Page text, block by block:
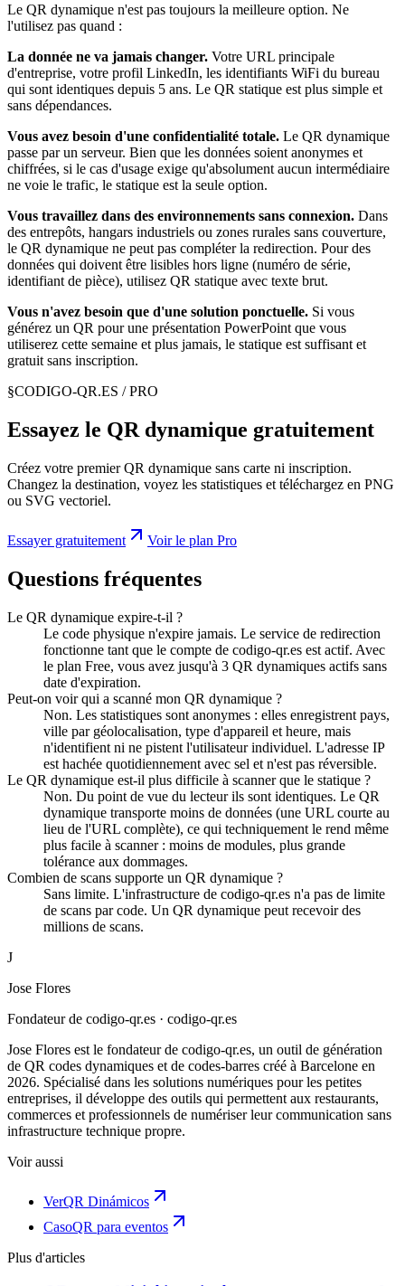
Le QR dynamique n'est pas toujours la meilleure option. Ne
l'utilisez pas quand :
La donnée ne va jamais changer. Votre URL principale
d'entreprise, votre profil LinkedIn, les identifiants WiFi du bureau
qui sont identiques depuis 5 ans. Le QR statique est plus simple et
sans dépendances.
Vous avez besoin d'une confidentialité totale. Le QR dynamique
passe par un serveur. Bien que les données soient anonymes et
chiffrées, si le cas d'usage exige qu'absolument aucun intermédiaire
ne voie le trafic, le statique est la seule option.
Vous travaillez dans des environnements sans connexion. Dans
des entrepôts, hangars industriels ou zones rurales sans couverture,
le QR dynamique ne peut pas compléter la redirection. Pour des
données qui doivent être lisibles hors ligne (numéro de série,
identifiant de pièce), utilisez QR statique avec texte brut.
Vous n'avez besoin que d'une solution ponctuelle. Si vous
générez un QR pour une présentation PowerPoint que vous
utiliserez cette semaine et plus jamais, le statique est suffisant et
gratuit sans inscription.
§CODIGO-QR.ES / PRO
Essayez le QR dynamique gratuitement
Créez votre premier QR dynamique sans carte ni inscription.
Changez la destination, voyez les statistiques et téléchargez en PNG
ou SVG vectoriel.
Essayer gratuitement Voir le plan Pro
Questions fréquentes
Le QR dynamique expire-t-il ?
Le code physique n'expire jamais. Le service de redirection
fonctionne tant que le compte de codigo-qr.es est actif. Avec
le plan Free, vous avez jusqu'à 3 QR dynamiques actifs sans
date d'expiration.
Peut-on voir qui a scanné mon QR dynamique ?
Non. Les statistiques sont anonymes : elles enregistrent pays,
ville par géolocalisation, type d'appareil et heure, mais
n'identifient ni ne pistent l'utilisateur individuel. L'adresse IP
est hachée quotidiennement avec sel et n'est pas réversible.
Le QR dynamique est-il plus difficile à scanner que le statique ?
Non. Du point de vue du lecteur ils sont identiques. Le QR
dynamique transporte moins de données (une URL courte au
lieu de l'URL complète), ce qui techniquement le rend même
plus facile à scanner : moins de modules, plus grande
tolérance aux dommages.
Combien de scans supporte un QR dynamique ?
Sans limite. L'infrastructure de codigo-qr.es n'a pas de limite
de scans par code. Un QR dynamique peut recevoir des
millions de scans.
J
Jose Flores
Fondateur de codigo-qr.es · codigo-qr.es
Jose Flores est le fondateur de codigo-qr.es, un outil de génération
de QR codes dynamiques et de codes-barres créé à Barcelone en
2026. Spécialisé dans les solutions numériques pour les petites
entreprises, il développe des outils qui permettent aux restaurants,
commerces et professionnels de numériser leur communication sans
infrastructure technique propre.
Voir aussi
VerQR Dinámicos
CasoQR para eventos
Plus d'articles